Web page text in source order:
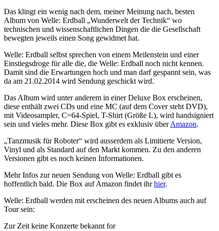
Das klingt ein wenig nach dem, meiner Meinung nach, besten
Album von Welle: Erdball „Wunderwelt der Technik“ wo
technischen und wissenschaftlichen Dingen die die Gesellschaft
bewegten jeweils einen Song gewidmet hat.
Welle: Erdball selbst sprechen von einem Meilenstein und einer
Einstiegsdroge für alle die, die Welle: Erdball noch nicht kennen.
Damit sind die Erwartungen hoch und man darf gespannt sein, was
da am 21.02.2014 wird Sendung geschickt wird.
Das Album wird unter anderem in einer Deluxe Box erscheinen,
diese enthält zwei CDs und eine MC (auf dem Cover steht DVD),
mit Videosampler, C=64-Spiel, T-Shirt (Größe L), wird handsigniert
sein und vieles mehr. Diese Box gibt es exklusiv überAmazon.
„Tanzmusik für Roboter“ wird ausserdem als Limitierte Version,
Vinyl und als Standard auf den Markt kommen. Zu den anderen
Versionen gibt es noch keinen Informationen.
Mehr Infos zur neuen Sendung von Welle: Erdball gibt es
hoffentlich bald. Die Box auf Amazon findet ihrhier.
Welle: Erdball werden mit erscheinen des neuen Albums auch auf
Tour sein:
Zur Zeit keine Konzerte bekannt for